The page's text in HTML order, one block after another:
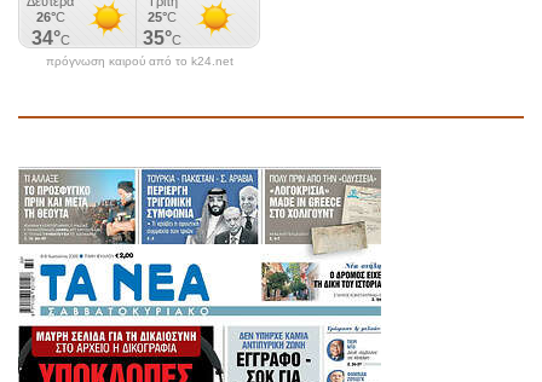
πρόγνωση καιρού από το k24.net